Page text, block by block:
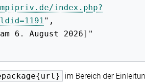
index.php?
",
im Bereich der